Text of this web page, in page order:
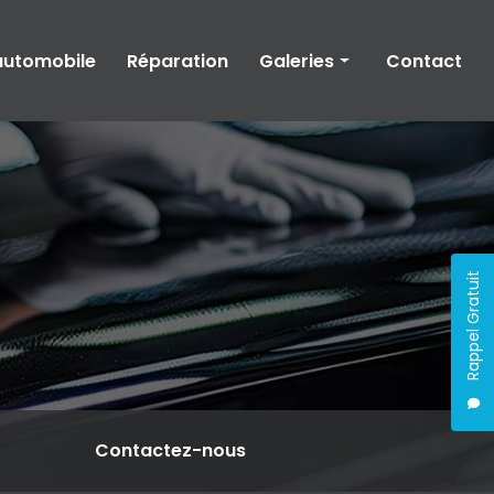
Rappel Gratuit
Réparation Galeries
Carrosserie
Peinture automobile
Réparation automobile
Contact
Contactez-nous